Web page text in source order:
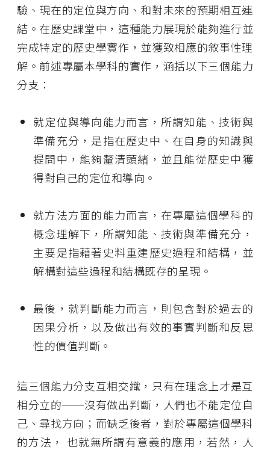
驗、現在的定位與方向、和對未來的預期相互連
結 。在歷史課堂中，這種能力展現於能夠進行並
完成特定的歷史學實作，並獲致相應的敘事性理
解。前述專屬本學科的實作， 涵括以下三個能力
分支 ：
就定位與導向能力而言， 所謂知能、技術與
準備充分，是指在歷史中、在自身的知識與
提問中，能夠釐清頭緒，並且能從歷史中獲
得對自己的定位和導向。
就方法方面的能力而言，在專屬這個學科的
概念理解下 ， 所謂知能、技術與準備充分，
主要是指藉著史料重建歷史過程和結構，並
解構對這些過程和結構既存的呈現。
最後，就判斷能力而言，則包含對於過去的
因果分析，以及做出有效的事實判斷和反思
性的價值判斷。
這三個能力分支互相交織，只有在理念上才是互
相分立的──沒有做出判斷，人們也不能定位自
己、尋找方向；而缺乏後者，對於專屬這個學科
的方法， 也就無所謂有意義的應用，若然，人